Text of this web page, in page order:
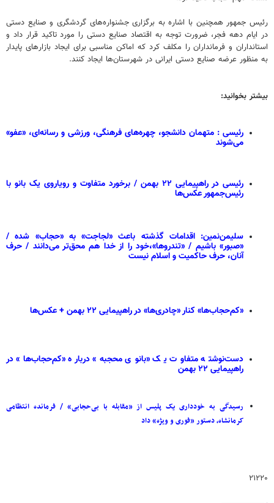
رئیس جمهور همچنین با اشاره به برگزاری جشنواره‌های گردشگری و صنایع دستی
در ایام دهه فجر، ضرورت توجه به اقتصاد صنایع دستی را مورد تاکید قرار داد و
استانداران و فرمانداران را مکلف کرد که اماکن مناسبی برای ایجاد بازارهای پایدار
به منظور عرضه صنایع دستی ایرانی در شهرستان‌ها ایجاد کنند.
بیشتر بخوانید:
رئیسی : متهمان دانشجو، چهره‌های فرهنگی، ورزشی و رسانه‌ای، «عفو»
می‌شوند
رئیسی در راهپیمایی ۲۲ بهمن / برخورد متفاوت و رویاروی یک بانو با
رئیس‌جمهور عکس‌ها
سلیمن‌نمین: اقدامات گذشته باعث «لجاجت» به «حجاب» شده /
«صبور» باشیم / «تندروها»،خود را از خدا هم محق‌تر می‌دانند / حرف
آنان، حرف حاکمیت و اسلام نیست
«کم‌حجاب‌ها» کنار «چادری‌ها» در راهپیمایی ۲۲ بهمن + عکس‌ها
دست‌نوشته متفاوت یک «بانوی محجبه» درباره «کم‌حجاب‌ها» در
راهپیمایی ۲۲ بهمن
رسیدگی به خودداری یک پلیس از «مقابله با بی‌حجابی» / فرمانده انتظامی
کرمانشاه، دستور «فوری و ویژه» داد
۲۱۲۲۰